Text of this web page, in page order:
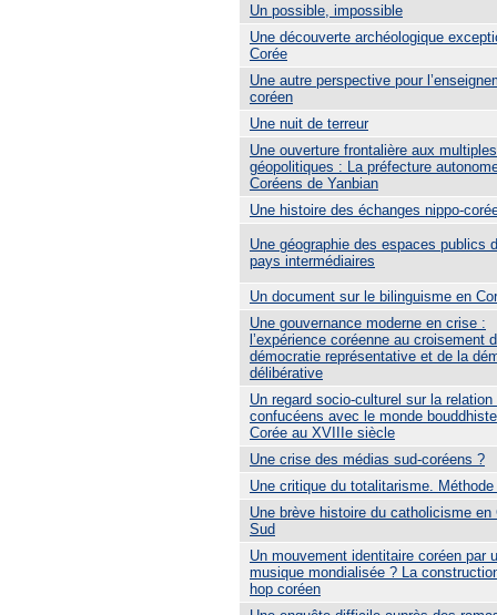
Un possible, impossible
Une découverte archéologique
Corée
Une autre perspective pour
coréen
Une nuit de terreur
Une ouverture frontalière aux
géopolitiques : La préfecture
Coréens de Yanbian
Une histoire des échanges nippo-
Une géographie des espaces publics
pays intermédiaires
Un document sur le bilinguisme en
Une gouvernance moderne en crise :
l’expérience coréenne au croisement
démocratie représentative et de la
délibérative
Un regard socio-culturel sur la relation
confucéens avec le monde
Corée au XVIIIe siècle
Une crise des médias sud-coréens ?
Une critique du totalitarisme.
Une brève histoire du catholicisme en
Sud
Un mouvement identitaire coréen par
musique mondialisée ? La
hop coréen